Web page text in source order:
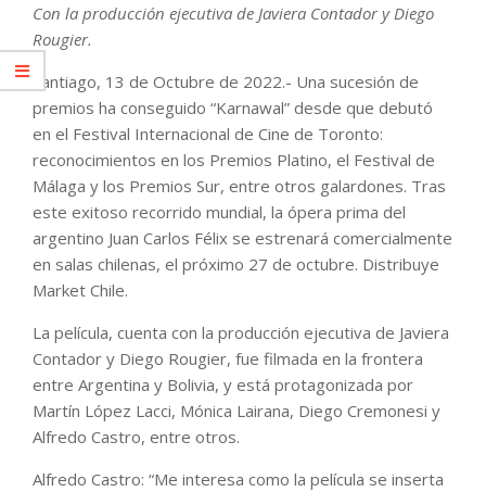
Con la producción ejecutiva de Javiera Contador y Diego
Rougier.
Santiago, 13 de Octubre de 2022.- Una sucesión de
premios ha conseguido “Karnawal” desde que debutó
en el Festival Internacional de Cine de Toronto:
reconocimientos en los Premios Platino, el Festival de
Málaga y los Premios Sur, entre otros galardones. Tras
este exitoso recorrido mundial, la ópera prima del
argentino Juan Carlos Félix se estrenará comercialmente
en salas chilenas, el próximo 27 de octubre. Distribuye
Market Chile.
La película, cuenta con la producción ejecutiva de Javiera
Contador y Diego Rougier, fue filmada en la frontera
entre Argentina y Bolivia, y está protagonizada por
Martín López Lacci, Mónica Lairana, Diego Cremonesi y
Alfredo Castro, entre otros.
Alfredo Castro: “Me interesa como la película se inserta